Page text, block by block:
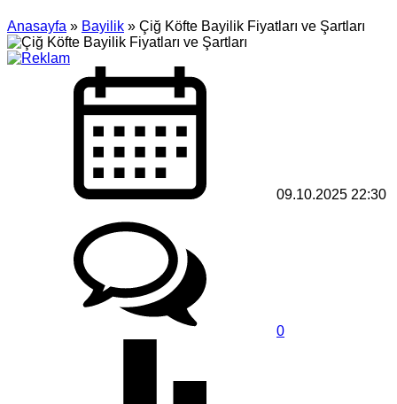
Anasayfa » Bayilik » Çiğ Köfte Bayilik Fiyatları ve Şartları
09.10.2025 22:30
0